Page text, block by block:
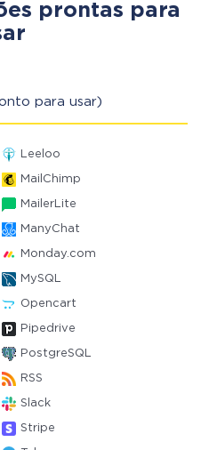
prontas para
para usar)
Leeloo
MailChimp
MailerLite
ManyChat
Monday.com
MySQL
Opencart
Pipedrive
PostgreSQL
RSS
Slack
Stripe